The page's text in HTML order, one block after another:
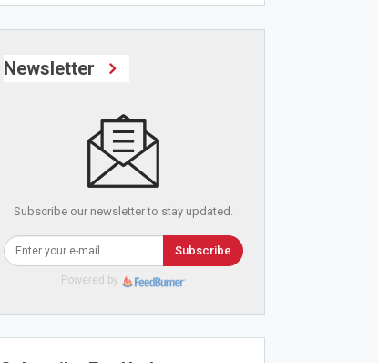
Newsletter
Subscribe our newsletter to stay updated.
Subscribe
Powered by